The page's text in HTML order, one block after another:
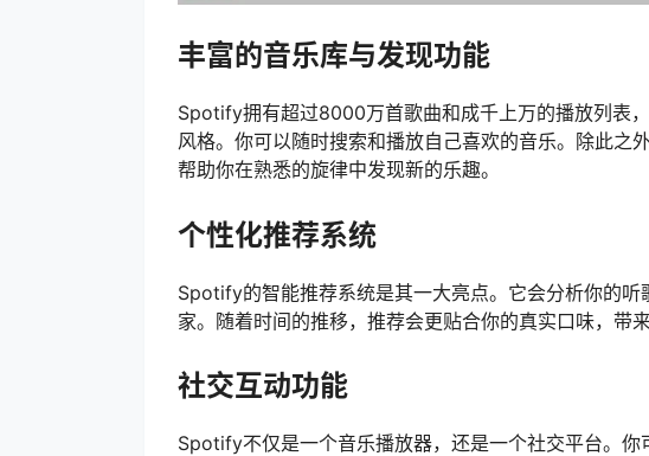
丰富的音乐库与发现功能
Spotify拥有超过8000万首歌曲和成千上万的播放列表
风格。你可以随时搜索和播放自己喜欢的音乐。除此之
帮助你在熟悉的旋律中发现新的乐趣。
个性化推荐系统
Spotify的智能推荐系统是其一大亮点。它会分析你的
家。随着时间的推移，推荐会更贴合你的真实口味，带
社交互动功能
Spotify不仅是一个音乐播放器，还是一个社交平台。